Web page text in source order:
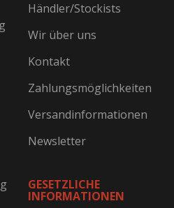
Händler/Stockists
Wir über uns
Kontakt
Zahlungsmöglichkeiten
Versandinformationen
Newsletter
GESETZLICHE
INFORMATIONEN